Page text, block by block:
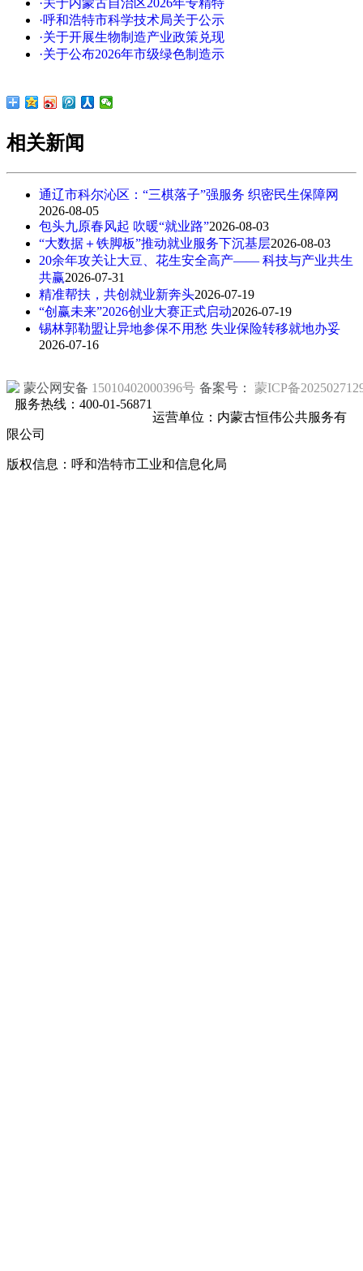
·呼和浩特市科学技术局关于公示
·关于开展生物制造产业政策兑现
·关于公布2026年市级绿色制造示
相关新闻
通辽市科尔沁区：“三棋落子”强服务 织密民生保障网
2026-08-05
包头九原春风起 吹暖“就业路”2026-08-03
“大数据＋铁脚板”推动就业服务下沉基层2026-08-03
20余年攻关让大豆、花生安全高产—— 科技与产业共生
共赢2026-07-31
精准帮扶，共创就业新奔头2026-07-19
“创赢未来”2026创业大赛正式启动2026-07-19
锡林郭勒盟让异地参保不用愁 失业保险转移就地办妥
2026-07-16
蒙公网安备 15010402000396号 备案号：
蒙ICP备
服务热线：400-01-56871
运营单位：内蒙古恒伟公共服务有
限公司
版权信息：呼和浩特市工业和信息化局